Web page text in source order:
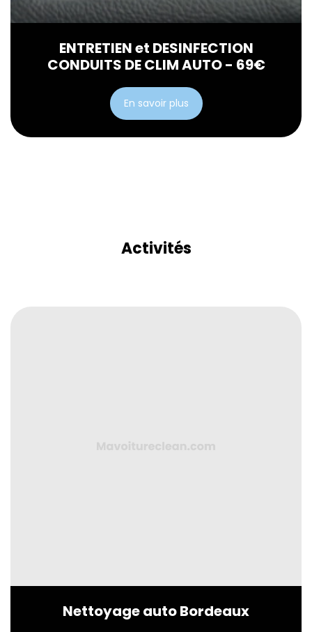
ENTRETIEN et DESINFECTION
CONDUITS DE CLIM AUTO - 69€
En savoir plus
Activités
Nettoyage auto Bordeaux